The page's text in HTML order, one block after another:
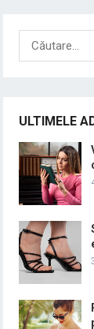
după:
ULTIMELE